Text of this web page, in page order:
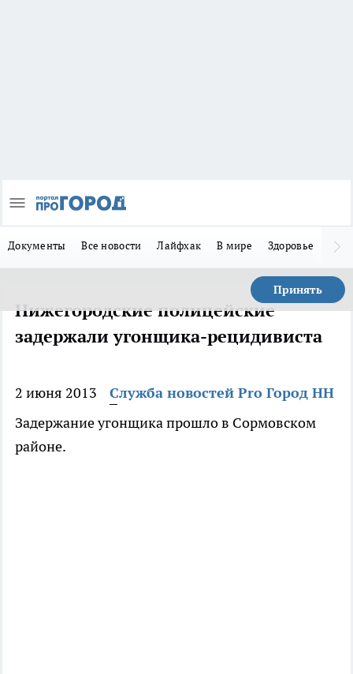
Документы Все новости Лайфхак В мире Здоровье
Принять
Нижегородские полицейские
задержали угонщика-рецидивиста
2 июня 2013
Служба новостей Pro Город НН
Задержание угонщика прошло в Сормовском
районе.